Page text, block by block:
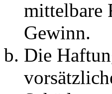
mittelbare
Gewinn.
Die